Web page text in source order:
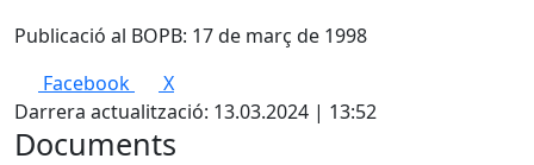
Publicació al BOPB: 17 de març de 1998
Facebook
X
Darrera actualització: 13.03.2024 | 13:52
Documents